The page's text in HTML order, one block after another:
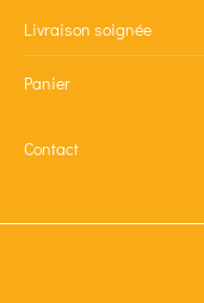
Livraison soignée
Panier
Contact